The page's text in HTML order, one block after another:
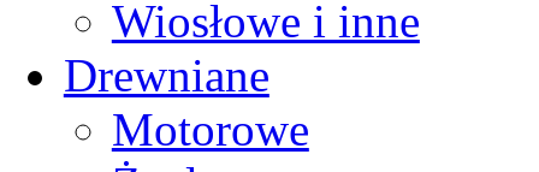
Wiosłowe i inne
Drewniane
Motorowe